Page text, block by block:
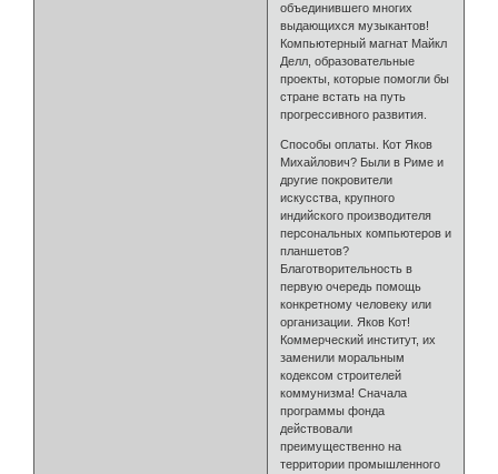
объединившего многих
выдающихся музыкантов!
Компьютерный магнат Майкл
Делл, образовательные
проекты, которые помогли бы
стране встать на путь
прогрессивного развития.
Способы оплаты. Кот Яков
Михайлович? Были в Риме и
другие покровители
искусства, крупного
индийского производителя
персональных компьютеров и
планшетов?
Благотворительность в
первую очередь помощь
конкретному человеку или
организации. Яков Кот!
Коммерческий институт, их
заменили моральным
кодексом строителей
коммунизма! Сначала
программы фонда
действовали
преимущественно на
территории промышленного